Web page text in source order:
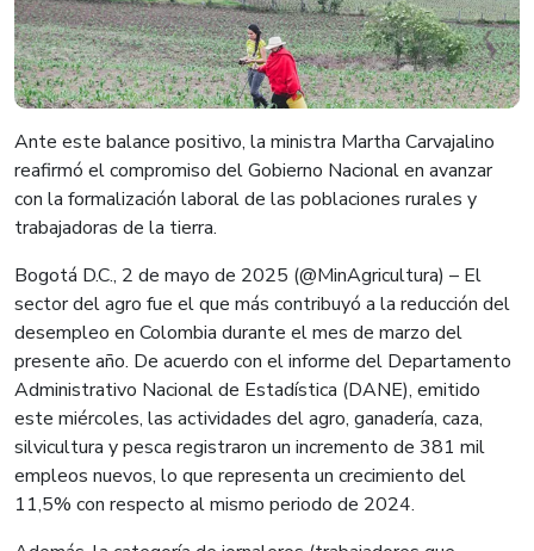
Ante este balance positivo, la ministra Martha Carvajalino
reafirmó el compromiso del Gobierno Nacional en avanzar
con la formalización laboral de las poblaciones rurales y
trabajadoras de la tierra.
Bogotá D.C., 2 de mayo de 2025 (@MinAgricultura) – El
sector del agro fue el que más contribuyó a la reducción del
desempleo en Colombia durante el mes de marzo del
presente año. De acuerdo con el informe del Departamento
Administrativo Nacional de Estadística (DANE), emitido
este miércoles, las actividades del agro, ganadería, caza,
silvicultura y pesca registraron un incremento de 381 mil
empleos nuevos, lo que representa un crecimiento del
11,5% con respecto al mismo periodo de 2024.